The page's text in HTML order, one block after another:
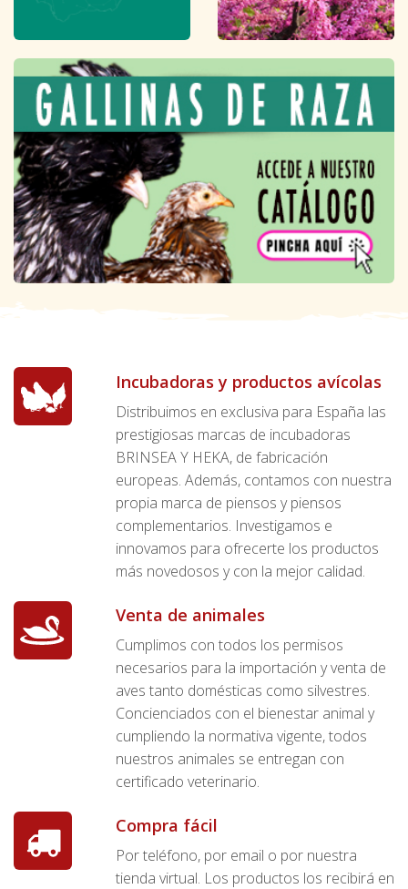
Incubadoras y productos avícolas
Distribuimos en exclusiva para España las
prestigiosas marcas de incubadoras
BRINSEA Y HEKA, de fabricación
europeas. Además, contamos con nuestra
propia marca de piensos y piensos
complementarios. Investigamos e
innovamos para ofrecerte los productos
más novedosos y con la mejor calidad.
Venta de animales
Cumplimos con todos los permisos
necesarios para la importación y venta de
aves tanto domésticas como silvestres.
Concienciados con el bienestar animal y
cumpliendo la normativa vigente, todos
nuestros animales se entregan con
certificado veterinario.
Compra fácil
Por teléfono, por email o por nuestra
tienda virtual. Los productos los recibirá en